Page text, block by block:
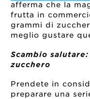
afferma che la
frutta in
grammi di
meglio gustare
Scambio
zucchero
Prendete in
preparare una